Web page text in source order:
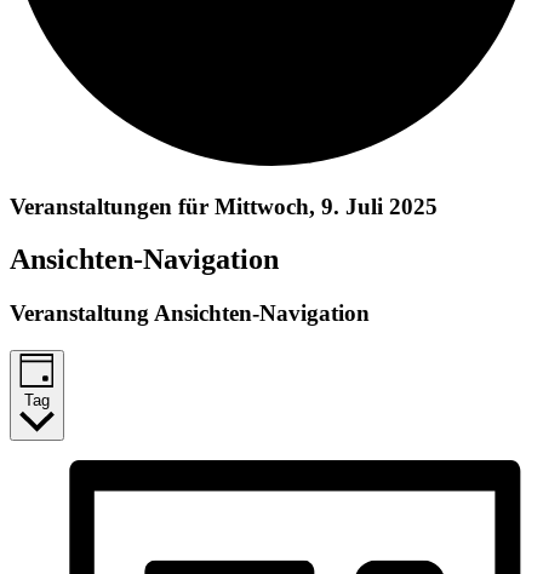
Veranstaltungen für Mittwoch, 9. Juli 2025
Ansichten-Navigation
Veranstaltung Ansichten-Navigation
Tag